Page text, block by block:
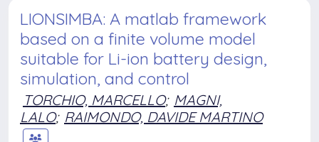
LIONSIMBA: A matlab framework
based on a finite volume model
suitable for Li-ion battery design,
simulation, and control
TORCHIO, MARCELLO; MAGNI,
LALO; RAIMONDO, DAVIDE MARTINO